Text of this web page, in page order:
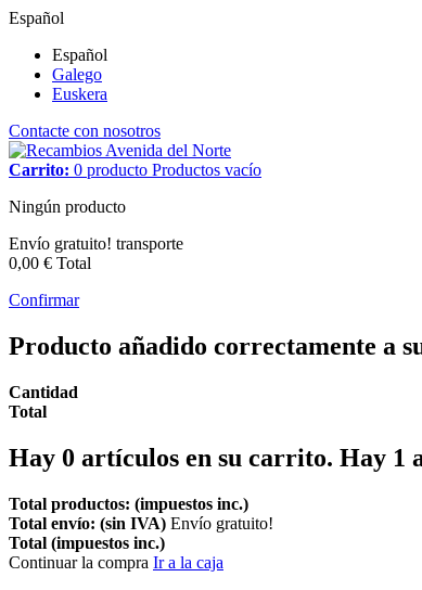
Español
Español
Galego
Euskera
Contacte con nosotros
Carrito: 0 producto Productos vacío
Ningún producto
Envío gratuito! transporte
0,00 € Total
Confirmar
Producto añadido correctamente a
Cantidad
Total
Hay 0 artículos en su carrito. Hay 1
Total productos: (impuestos inc.)
Total envío: (sin IVA) Envío gratuito!
Total (impuestos inc.)
Continuar la compra Ir a la caja